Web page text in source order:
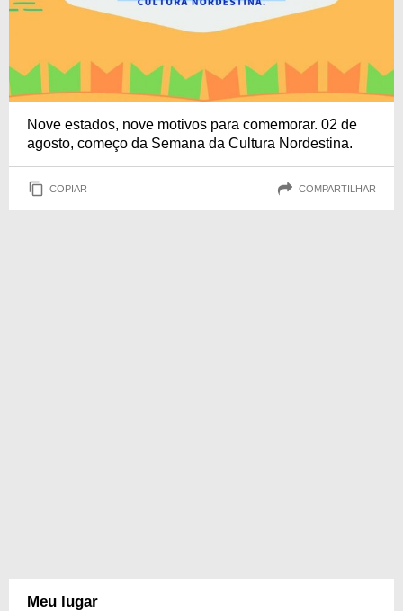
Nove estados, nove motivos para comemorar. 02 de
agosto, começo da Semana da Cultura Nordestina.
COPIAR COMPARTILHAR
Meu lugar